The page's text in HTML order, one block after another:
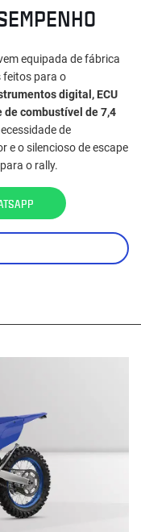
equipada de fábrica
feitos para o
digital, ECU
combustível de 7,4
de
e o silencioso de escape
o rally.